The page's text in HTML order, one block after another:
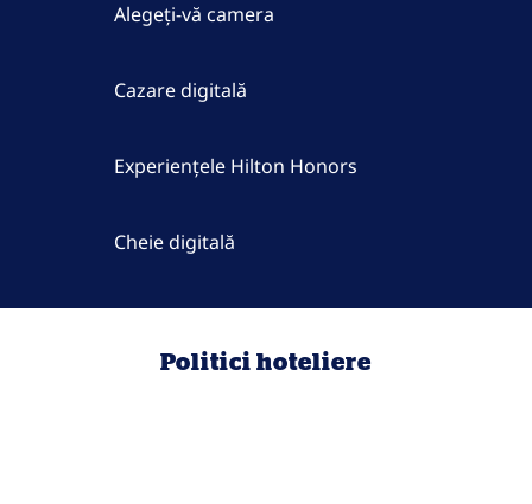
Alegeți-vă camera
Cazare digitală
Experiențele Hilton Honors
Cheie digitală
Politici hoteliere